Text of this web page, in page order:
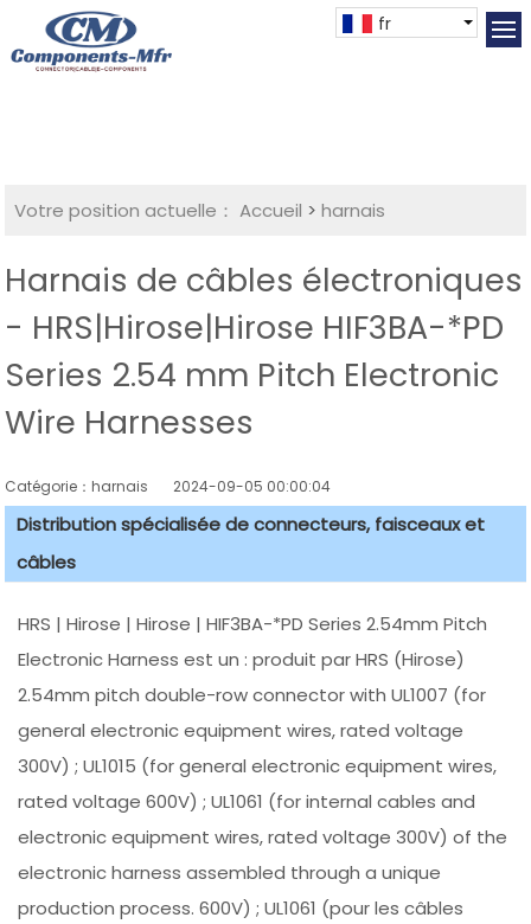
fr
Votre position actuelle： Accueil >harnais
Harnais de câbles électroniques
- HRS|Hirose|Hirose HIF3BA-*PD
Series 2.54 mm Pitch Electronic
Wire Harnesses
Catégorie：harnais 2024-09-05 00:00:04
Distribution spécialisée de connecteurs, faisceaux et
câbles
HRS | Hirose | Hirose | HIF3BA-*PD Series 2.54mm Pitch
Electronic Harness est un : produit par HRS (Hirose)
2.54mm pitch double-row connector with UL1007 (for
general electronic equipment wires, rated voltage
300V) ; UL1015 (for general electronic equipment wires,
rated voltage 600V) ; UL1061 (for internal cables and
electronic equipment wires, rated voltage 300V) of the
electronic harness assembled through a unique
production process. 600V) ; UL1061 (pour les câbles